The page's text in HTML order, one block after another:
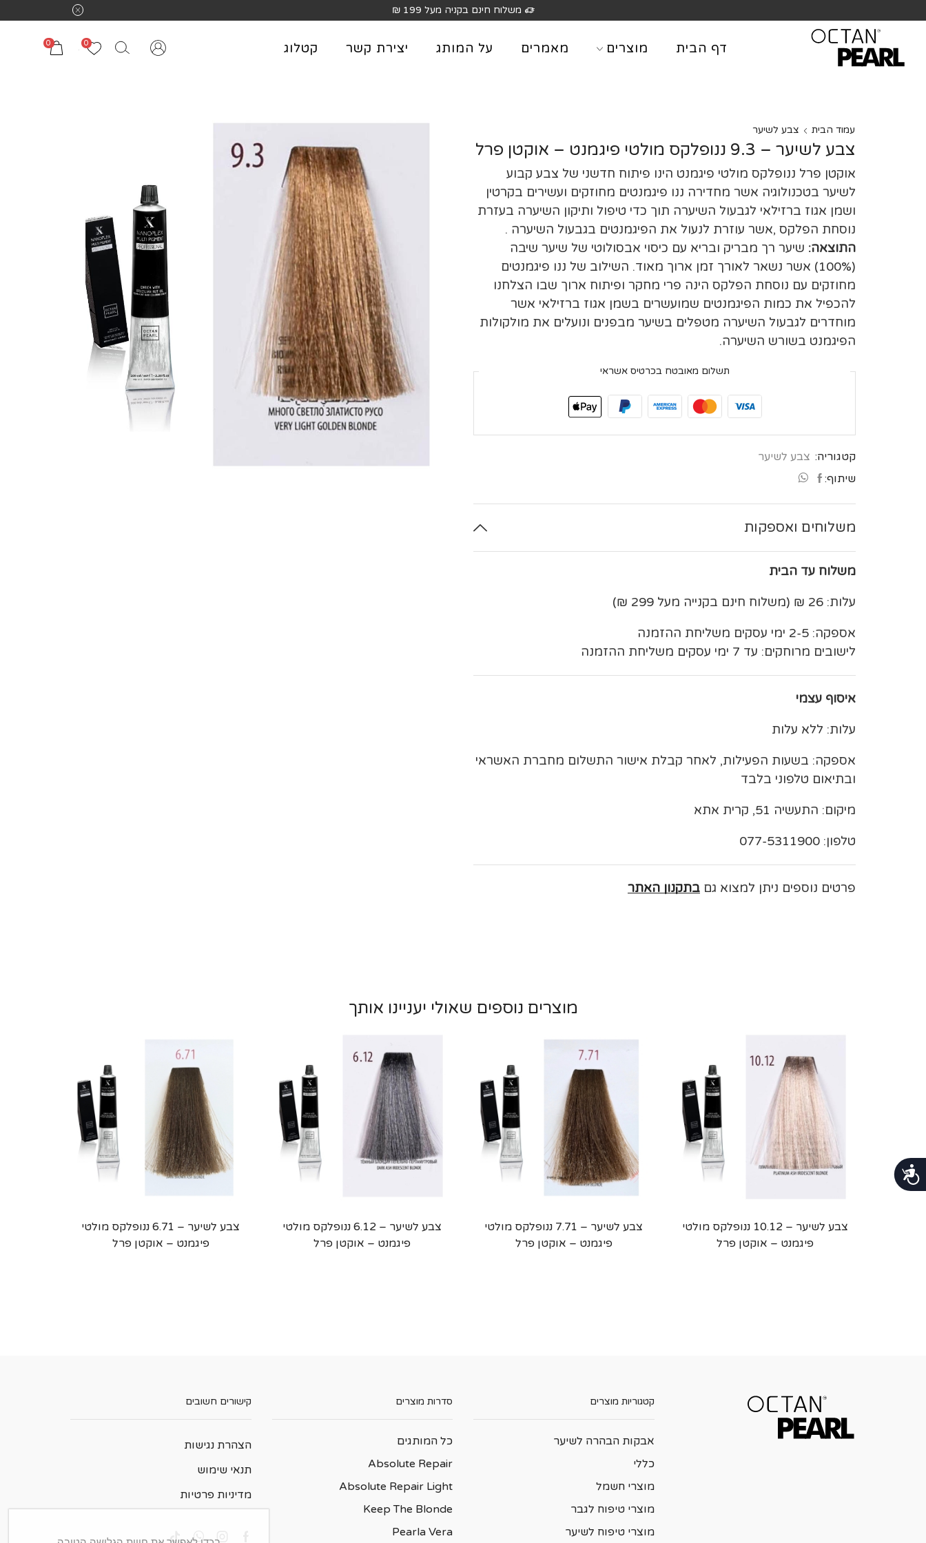
לֵב:
נגישות
משלוח חינם בקניה מעל 199 ₪
דף הבית מוצרים מאמרים על המותג יצירת קשר קטלוג 0
0
עמוד הבית צבע לשיער
צבע לשיער – 9.3 ננופלקס מולטי פיגמנט – אוקטן פרל
אוקטן פרל ננופלקס מולטי פיגמנט הינו פיתוח חדשני של צבע קבוע
לשיער בטכנולוגיה אשר מחדירה ננו פיגמנטים מחוזקים ועשירים בקרטין
ושמן אגוז ברזילאי לגבעול השיערה תוך כדי טיפול ותיקון השיערה בעזרת
נוסחת הפלקס ,אשר עוזרת לנעול את הפיגמנטים בגבעול השיערה .
התוצאה: שיער רך מבריק ובריא עם כיסוי אבסולוטי של שיער שיבה
(100%) אשר נשאר לאורך זמן ארוך מאוד. השילוב של ננו פיגמנטים
מחוזקים עם נוסחת הפלקס הינה פרי מחקר ופיתוח ארוך שבו הצלחנו
להכפיל את כמות הפיגמנטים שמועשרים בשמן אגוז ברזילאי אשר
מוחדרים לגבעול השיערה מטפלים בשיער מבפנים ונועלים את מולקולות
הפיגמנט בשורש השיערה.
תשלום מאובטח בכרטיס אשראי
קטגוריה: צבע לשיער
שיתוף:
משלוחים ואספקות
משלוח עד הבית
עלות: 26 ₪ (משלוח חינם בקנייה מעל 299 ₪)
אספקה: 2-5 ימי עסקים משליחת ההזמנה
לישובים מרוחקים: עד 7 ימי עסקים משליחת ההזמנה
איסוף עצמי
עלות: ללא עלות
אספקה: בשעות הפעילות, לאחר קבלת אישור התשלום מחברת האשראי
ובתיאום טלפוני בלבד
מיקום: התעשיה 51, קרית אתא
טלפון: 077-5311900
פרטים נוספים ניתן למצוא גם בתקנון האתר
מוצרים נוספים שאולי יעניינו אותך
צבע לשיער – 10.12 ננופלקס מולטי
פיגמנט – אוקטן פרל
צבע לשיער – 7.71 ננופלקס מולטי
פיגמנט – אוקטן פרל
צבע לשיער – 6.12 ננופלקס מולטי
פיגמנט – אוקטן פרל
צבע לשיער – 6.71 ננופלקס מולטי
פיגמנט – אוקטן פרל
קטגוריות מוצרים
אבקות הבהרה לשיער
כללי
מוצרי חשמל
מוצרי טיפוח לגבר
מוצרי טיפוח לשיער
סדרות מוצרים
כל המותגים
Absolute Repair
Absolute Repair Light
Keep The Blonde
Pearla Vera
קישורים חשובים
הצהרת נגישות
תנאי שימוש
מדיניות פרטיות